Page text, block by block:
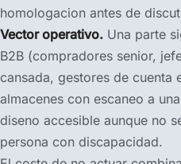
homologacion antes de
Vector operativo. Una parte
B2B (compradores senior,
cansada, gestores de cuenta
almacenes con escaneo a
diseno accesible aunque no
persona con discapacidad.